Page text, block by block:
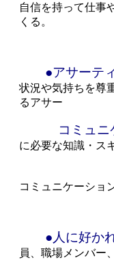
自信を持って仕事
くる。
●アサーテ
状況や気持ちを尊
るアサー
コミュニケ
に必要な知識・ス
コミュニケーショ
●人に好か
員、職場メンバー